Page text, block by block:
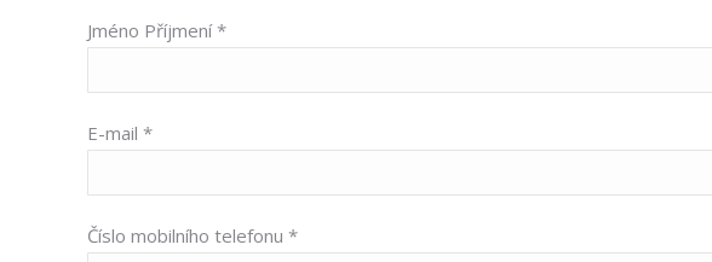
Jméno Příjmení *
E-mail *
Číslo mobilního telefonu *